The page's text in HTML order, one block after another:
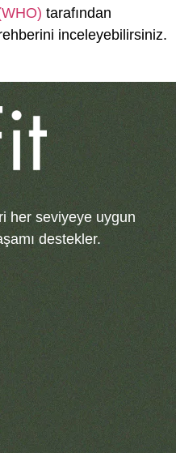
tarafından
inceleyebilirsiniz.
her seviyeye uygun
destekler.